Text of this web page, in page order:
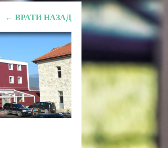
← ВРАТИ НАЗАД